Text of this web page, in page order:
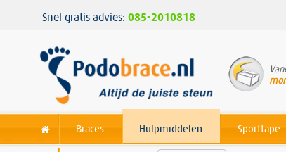
Snel gratis advies: 085-2010818
Braces Hulpmiddelen Sporttape